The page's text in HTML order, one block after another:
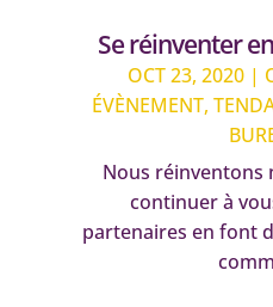
Se réinventer
OCT 23, 2020 |
ÉVÈNEMENT,
Nous
continuer à
partenaires en font